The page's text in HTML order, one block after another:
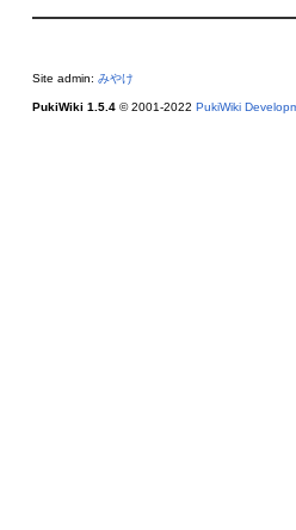
Site admin: みやけ
PukiWiki 1.5.4© 2001-2022 PukiWiki